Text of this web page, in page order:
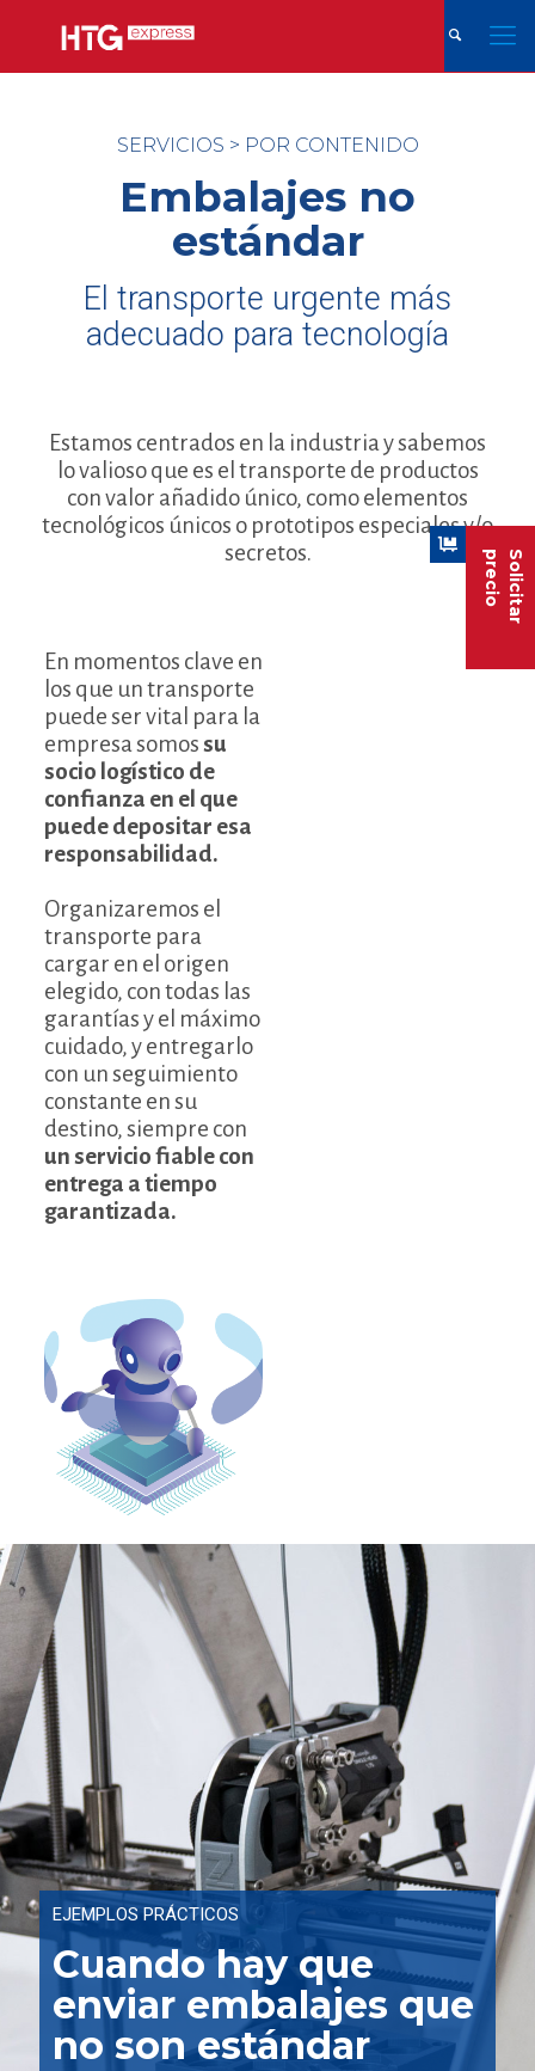
Solicitar
precio
SERVICIOS > POR CONTENIDO
Embalajes no
estándar
El transporte urgente más
adecuado para tecnología
Estamos centrados en la industria y sabemos
lo valioso que es el transporte de productos
con valor añadido único, como elementos
tecnológicos únicos o prototipos especiales y/o
secretos.
En momentos clave en
los que un transporte
puede ser vital para la
empresa somossu
socio logístico de
confianza en el que
puede depositar esa
responsabilidad.
Organizaremos el
transporte para
cargar en el origen
elegido, con todas las
garantías y el máximo
cuidado, y entregarlo
con un seguimiento
constante en su
destino, siempre con
un servicio fiable con
entrega a tiempo
garantizada.
EJEMPLOS PRÁCTICOS
Cuando hay que
enviar embalajes que
no son estándar